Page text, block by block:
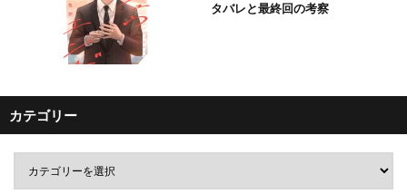
タバレと最終回の考察
カテゴリー